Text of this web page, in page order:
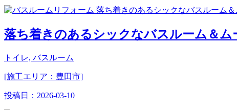
落ち着きのあるシックなバスルーム＆
トイレ, バスルーム
[施工エリア：豊田市]
投稿日： 2026-03-10